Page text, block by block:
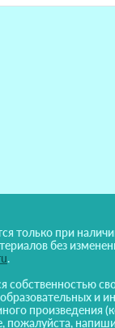
только при
без
.
собственностью
и
произведения
пожалуйста,